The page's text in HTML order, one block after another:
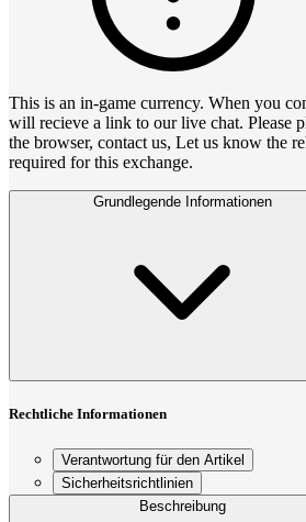
This is an in-game currency. When you
will recieve a link to our live chat. Please
the browser, contact us, Let us know the
required for this exchange.
Grundlegende Informationen
Rechtliche Informationen
Verantwortung für den Artikel
Sicherheitsrichtlinien
Beschreibung